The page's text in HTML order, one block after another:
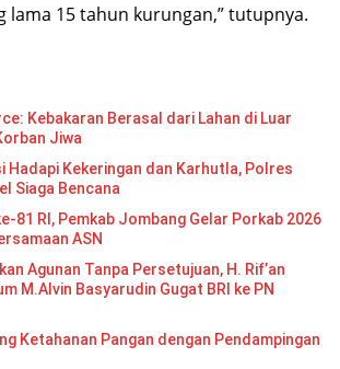
lama 15 tahun kurungan,” tutupnya.
Kebakaran Berasal dari Lahan di Luar
Jiwa
Hadapi Kekeringan dan Karhutla, Polres
Siaga Bencana
81 RI, Pemkab Jombang Gelar Porkab 2026
ASN
Agunan Tanpa Persetujuan, H. Rif’an
M.Alvin Basyarudin Gugat BRI ke PN
Ketahanan Pangan dengan Pendampingan